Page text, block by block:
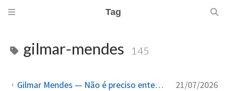
Tag
gilmar-mendes 145
Gilmar Mendes — Não é preciso entender direito processual para entender o mecanismo 21/07/2026